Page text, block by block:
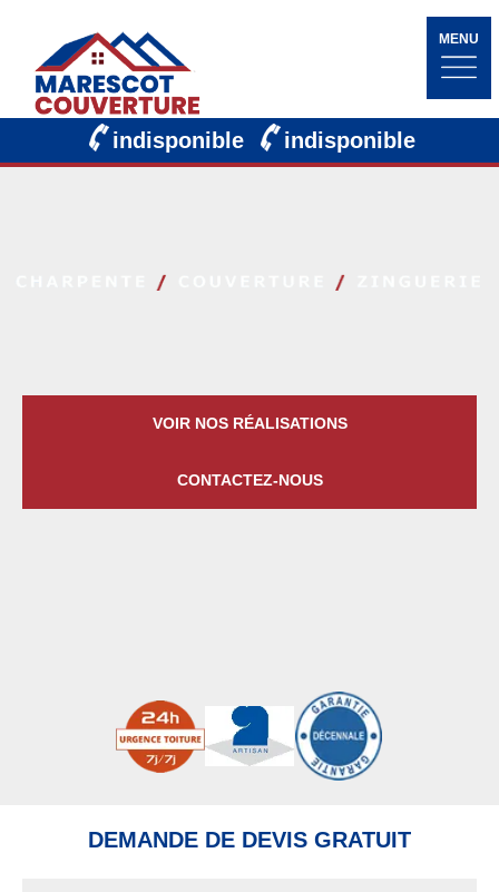
MENU
indisponible indisponible
VOIR NOS RÉALISATIONS
CONTACTEZ-NOUS
DEMANDE DE DEVIS GRATUIT